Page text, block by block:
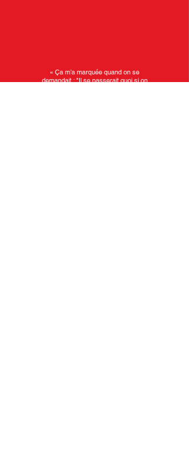
« Ça m’a marquée quand on se
demandait : "Il se passerait quoi si on